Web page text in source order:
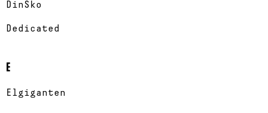
DinSko
Dedicated
E
Elgiganten